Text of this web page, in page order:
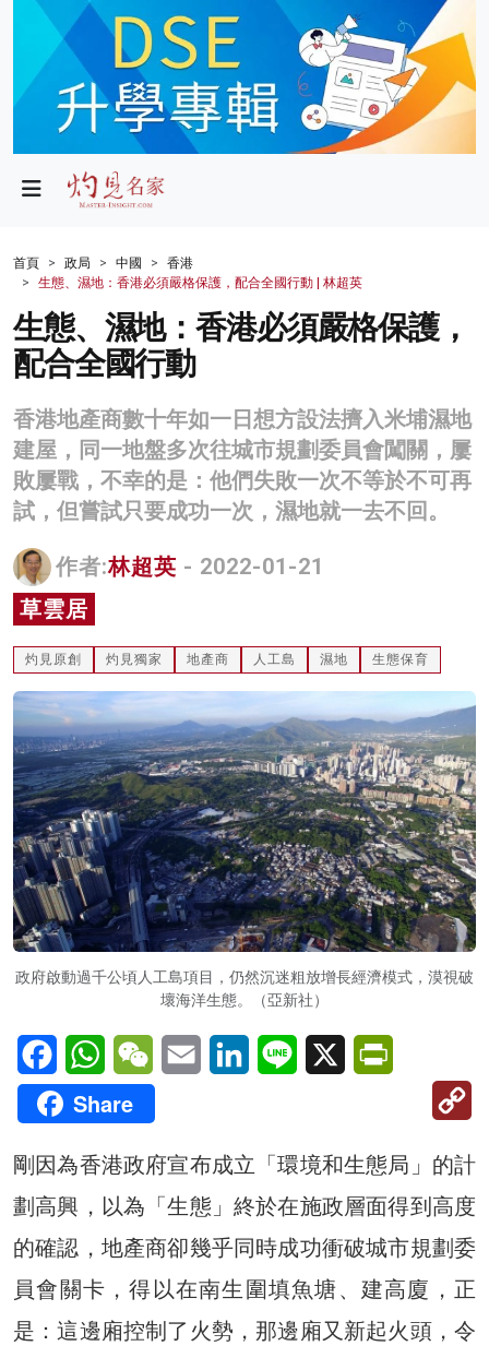
政局
財經
生活
健康
商業
科技
影片
名家榜
灼見活動
關於我們
首頁 政局 中國
香港
生態、濕地：香港必須嚴格保護，配合全國行動 | 林超英
生態、濕地：香港必須嚴格保護，
配合全國行動
香港地產商數十年如一日想方設法擠入米埔濕地
建屋，同一地盤多次往城市規劃委員會闖關，屢
敗屢戰，不幸的是：他們失敗一次不等於不可再
試，但嘗試只要成功一次，濕地就一去不回。
作者:林超英 - 2022-01-21
草雲居
灼見原創 灼見獨家 地產商 人工島 濕地 生態保育
政府啟動過千公頃人工島項目，仍然沉迷粗放增長經濟模式，漠視破
壞海洋生態。（亞新社）
FacebookWhatsAppWeChatEmail LinkedInLine X
Share
剛因為香港政府宣布成立「環境和生態局」的計
劃高興，以為「生態」終於在施政層面得到高度
的確認，地產商卻幾乎同時成功衝破城市規劃委
員會關卡，得以在南生圍填魚塘、建高廈，正
是：這邊廂控制了火勢，那邊廂又新起火頭，令